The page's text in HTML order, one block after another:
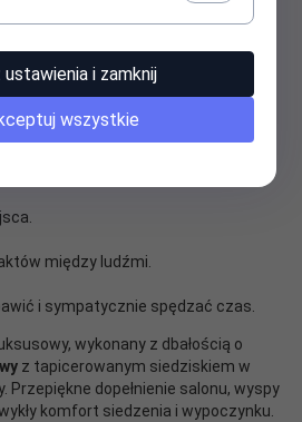
każdego rodzaju aranżacji i wystroju
klimat i atmosferę luksusu.
między ludźmi.
i sympatycznie spędzać czas.
wykonany z dbałością o
z tapicerowanym siedziskiem w
Przepiękne dopełnienie salonu, wyspy
komfort siedzenia i wypoczynku.
ustawienia i zamknij
wszystkie